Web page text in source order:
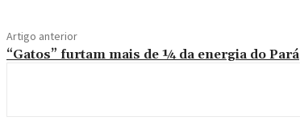
Artigo anterior
“Gatos” furtam mais de ¼ da energia do Pará